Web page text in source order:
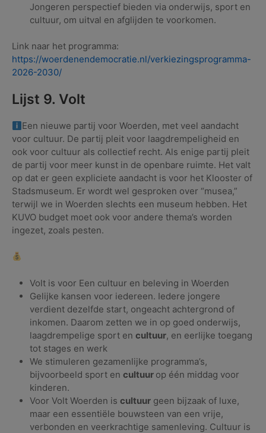
Jongeren perspectief bieden via onderwijs, sport en
cultuur, om uitval en afglijden te voorkomen.
Link naar het programma:
https://woerdenendemocratie.nl/verkiezingsprogramma-
2026-2030/
Lijst 9. Volt
Een nieuwe partij voor Woerden, met veel aandacht
voor cultuur. De partij pleit voor laagdrempeligheid en
ook voor cultuur als collectief recht. Als enige partij pleit
de partij voor meer kunst in de openbare ruimte. Het valt
op dat er geen expliciete aandacht is voor het Klooster of
Stadsmuseum. Er wordt wel gesproken over “musea,”
terwijl we in Woerden slechts een museum hebben. Het
KUVO budget moet ook voor andere thema’s worden
ingezet, zoals pesten.
Volt is voor Een cultuur en beleving in Woerden
Gelijke kansen voor iedereen. Iedere jongere
verdient dezelfde start, ongeacht achtergrond of
inkomen. Daarom zetten we in op goed onderwijs,
laagdrempelige sport en cultuur, en eerlijke toegang
tot stages en werk
We stimuleren gezamenlijke programma’s,
bijvoorbeeld sport en cultuur op één middag voor
kinderen.
Voor Volt Woerden is cultuur geen bijzaak of luxe,
maar een essentiële bouwsteen van een vrije,
verbonden en veerkrachtige samenleving. Cultuur is